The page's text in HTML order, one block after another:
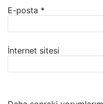
E-posta *
İnternet sitesi